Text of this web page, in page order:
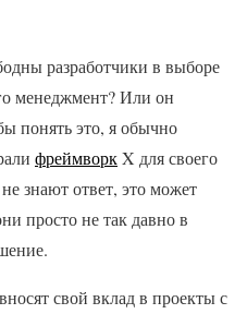
разработчики в выборе
менеджмент? Или он
понять это, я обычно
фреймворкX для своего
знают ответ, это может
просто не так давно в
свой вклад в проекты с